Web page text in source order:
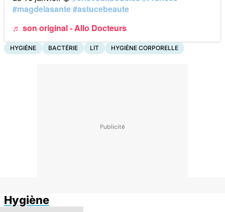
#magdelasante#astucebeaute
♬ son original - Allo Docteurs
HYGIÈNE BACTÉRIE LIT HYGIÈNE CORPORELLE
Hygiène